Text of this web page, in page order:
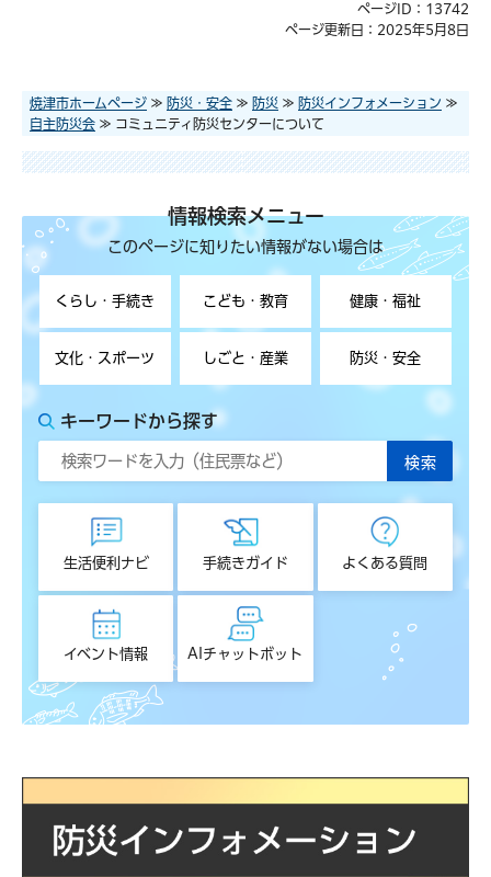
ページID：13742
ページ更新日：2025年5月8日
焼津市ホームページ ≫ 防災・安全 ≫ 防災 ≫ 防災インフォメーション ≫
自主防災会 ≫ コミュニティ防災センターについて
情報検索メニュー
このページに知りたい情報がない場合は
くらし・手続き こども・教育 健康・福祉
文化・スポーツ しごと・産業 防災・安全
キーワードから探す
生活便利ナビ 手続きガイド よくある質問
イベント情報 AIチャットボット